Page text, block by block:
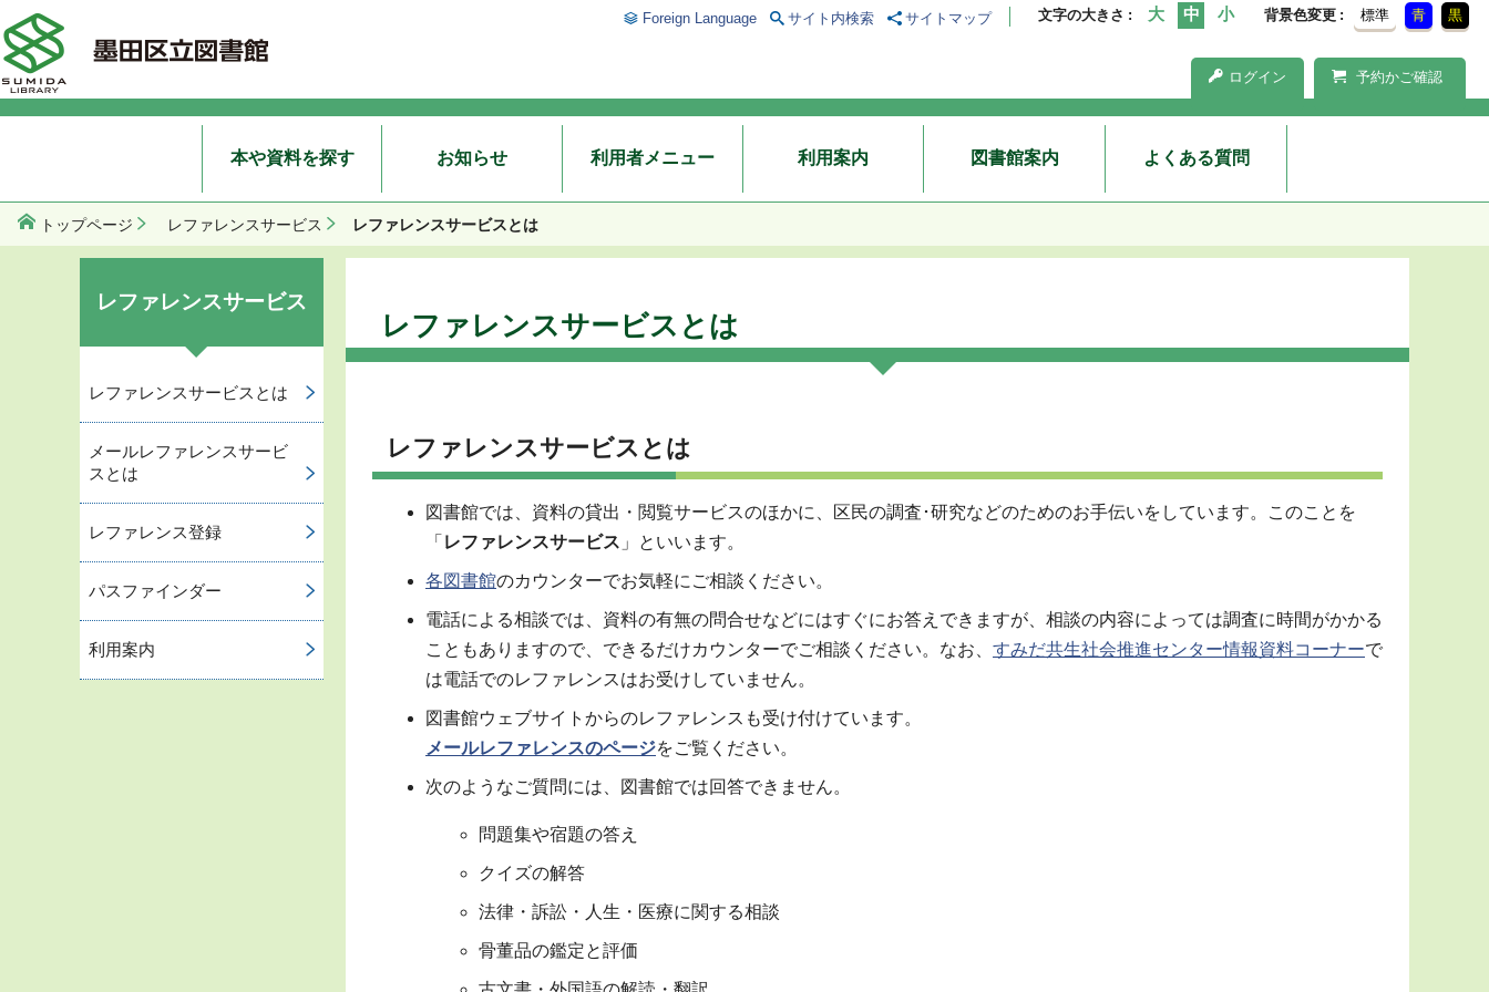
文字の大きさ 背景色変更 標準 青 黒
ログイン 予約かご確認
Foreign Language サイト内検索 サイトマップ
本や資料を探す お知らせ 利用者メニュー 利用案内 図書館案内 よくある質問
トップページ レファレンスサービス レファレンスサービスとは
レファレンスサービスとは
レファレンスサービスとは
図書館では、資料の貸出・閲覧サービスのほかに、区民の調査･研究などのためのお手伝いをしています。このことを
「 レファレンスサービス 」といいます。
各図書館のカウンターでお気軽にご相談ください。
電話による相談では、資料の有無の問合せなどにはすぐにお答えできますが、相談の内容によっては調査に時間がかかる
こともありますので、できるだけカウンターでご相談ください。なお、 すみだ共生社会推進センター情報資料コーナーで
は電話でのレファレンスはお受けしていません。
図書館ウェブサイトからのレファレンスも受け付けています。
メールレファレンスのページをご覧ください。
次のようなご質問には、図書館では回答できません。
問題集や宿題の答え
クイズの解答
法律・訴訟・人生・医療に関する相談
骨董品の鑑定と評価
レファレンスサービス
レファレンスサービスとは
メールレファレンスサービ
スとは
レファレンス登録
パスファインダー
利用案内